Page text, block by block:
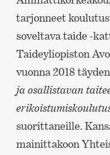
tarjonneet
soveltava taide -
Taideyliopiston
vuonna 2018
ja osallistavan
suorittaneille.
mainittakoon